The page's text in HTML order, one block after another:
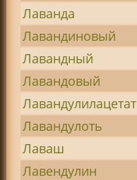
Лаванда
Лавандиновый
Лавандный
Лавандовый
Лавандулилацетат
Лавандулоть
Лаваш
Лавендулин